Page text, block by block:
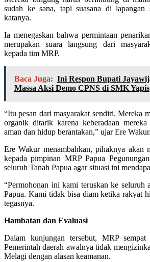
sudah ke sana, tapi suasana di lapangan
katanya.
Ia menegaskan bahwa permintaan
merupakan suara langsung dari
kepada tim MRP.
Baca Juga: Ini Respon Bupati
Massa Aksi Demo CPNS di SMK Yapis
“Itu pesan dari masyarakat sendiri. Mereka
organik ditarik karena keberadaan
aman dan hidup berantakan,” ujar Ere Wakur.
Ere Wakur menambahkan, pihaknya akan
kepada pimpinan MRP Papua
seluruh Tanah Papua agar situasi ini
“Permohonan ini kami teruskan ke seluruh
Papua. Kami tidak bisa diam ketika rakyat
tegasnya.
Hambatan dan Evaluasi
Dalam kunjungan tersebut, MRP sempat
Pemerintah daerah awalnya tidak
Melagi dengan alasan keamanan.